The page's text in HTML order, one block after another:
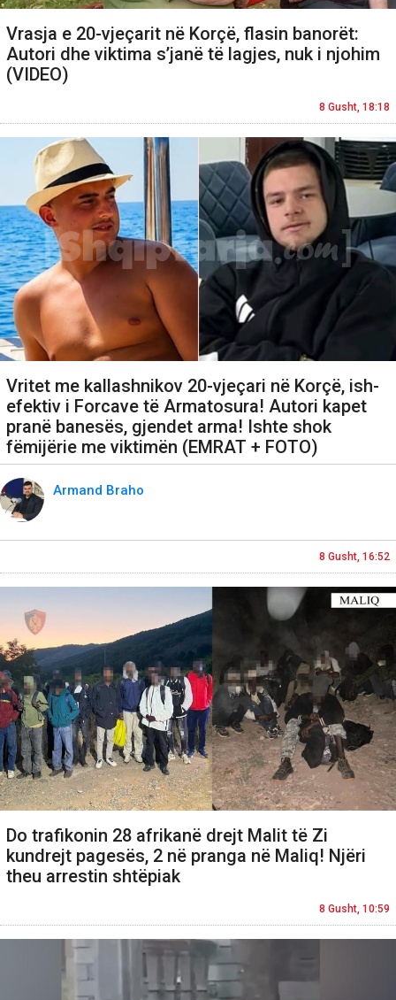
Vrasja e 20-vjeçarit në Korçë, flasin banorët:
Autori dhe viktima s’janë të lagjes, nuk i njohim
(VIDEO)
8 Gusht, 18:18
Vritet me kallashnikov 20-vjeçari në Korçë, ish-
efektiv i Forcave të Armatosura! Autori kapet
pranë banesës, gjendet arma! Ishte shok
fëmijërie me viktimën (EMRAT + FOTO)
Armand Braho
8 Gusht, 16:52
Do trafikonin 28 afrikanë drejt Malit të Zi
kundrejt pagesës, 2 në pranga në Maliq! Njëri
theu arrestin shtëpiak
8 Gusht, 10:59